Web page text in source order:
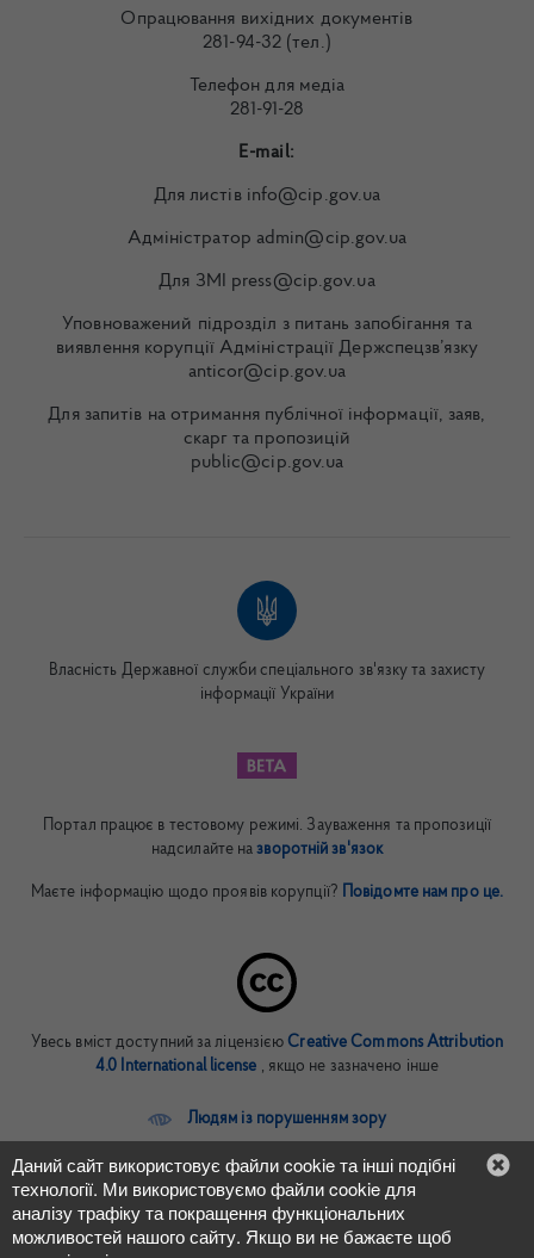
Опрацювання вихідних документів
281-94-32 (тел.)
Телефон для медіа
281-91-28
E-mail:
Для листів info@cip.gov.ua
Адміністратор admin@cip.gov.ua
Для ЗМІ press@cip.gov.ua
Уповноважений підрозділ з питань запобігання та
виявлення корупції Адміністрації Держспецзв’язку
anticor@cip.gov.ua
Для запитів на отримання публічної інформації, заяв,
скарг та пропозицій
public@cip.gov.ua
Власність Державної служби спеціального зв'язку та захисту
інформації України
Портал працює в тестовому режимі. Зауваження та пропозиції
надсилайте назворотній зв'язок
Маєте інформацію щодо проявів корупції? Повідомте нам про це.
Увесь вміст доступний за ліцензією Creative Commons Attribution
4.0 International license , якщо не зазначено інше
Людям із порушенням зору
In English
Даний сайт використовує файли cookie та інші подібні
технології. Ми використовуємо файли cookie для
аналізу трафіку та покращення функціональних
можливостей нашого сайту. Якщо ви не бажаєте щоб